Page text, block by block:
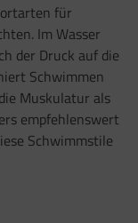
für
Im Wasser
der Druck auf die
Schwimmen
Muskulatur als
empfehlenswert
Schwimmstile